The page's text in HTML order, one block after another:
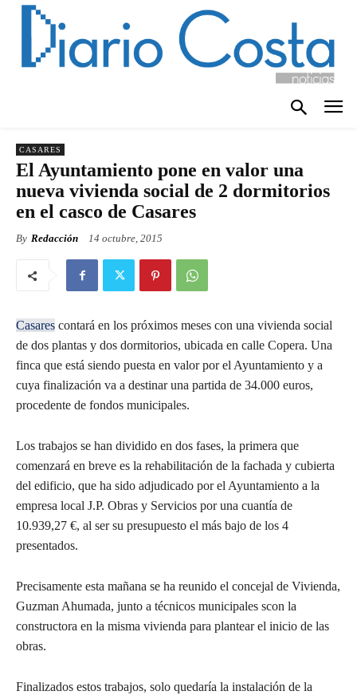
CASARES
El Ayuntamiento pone en valor una
nueva vivienda social de 2 dormitorios
en el casco de Casares
By Redacción 14 octubre, 2015
Casares contará en los próximos meses con una vivienda social
de dos plantas y dos dormitorios, ubicada en calle Copera. Una
finca que está siendo puesta en valor por el Ayuntamiento y a
cuya finalización va a destinar una partida de 34.000 euros,
procedente de fondos municipales.
Los trabajos se han dividido en dos fases, la primera que
comenzará en breve es la rehabilitación de la fachada y cubierta
del edificio, que ha sido adjudicado por el Ayuntamiento a la
empresa local J.P. Obras y Servicios por una cuantía de
10.939,27 €, al ser su presupuesto el más bajo de los 4
presentados.
Precisamente esta mañana se ha reunido el concejal de Vivienda,
Guzman Ahumada, junto a técnicos municipales scon la
constructora en la misma vivienda para plantear el inicio de las
obras.
Finalizados estos trabajos, solo quedaría la instalación de la